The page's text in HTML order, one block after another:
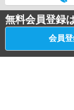
無料会員登録
会員